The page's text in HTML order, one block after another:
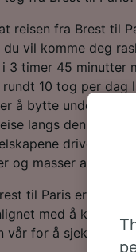
reisen fra Brest til
vil komme deg
3 timer 45 minutter
10 tog per dag
å bytte underveis,
langs denne
driver
og masser av plass
til Paris er
med å kjøpe
vår for å sjekke de